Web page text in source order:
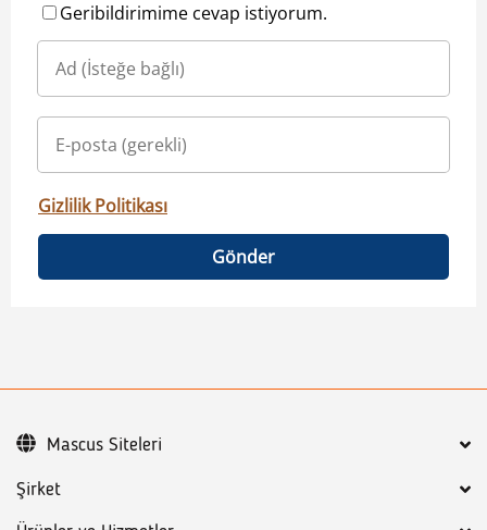
Geribildirimime cevap istiyorum.
Gizlilik Politikası
Gönder
Şirket
Mascus Siteleri